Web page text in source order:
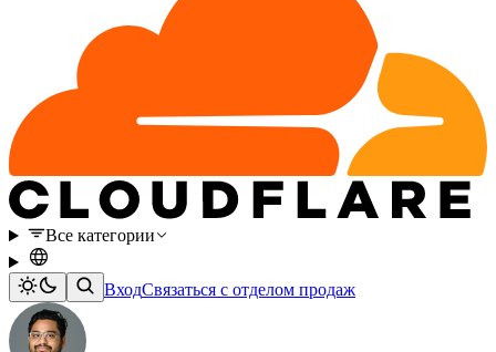
Все категории
ВходСвязаться с отделом продаж